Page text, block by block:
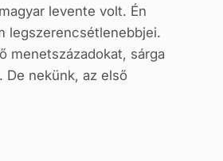
levente volt. Én
legszerencsétlenebbjei.
menetszázadokat, sárga
De nekünk, az első